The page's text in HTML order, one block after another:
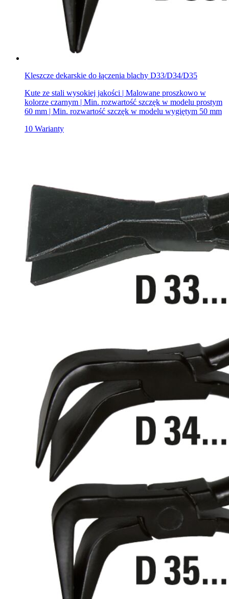
Kleszcze dekarskie do łączenia blachy D33/D34/D35
Kute ze stali wysokiej jakości | Malowane proszkowo w
kolorze czarnym | Min. rozwartość szczęk w modelu prostym
60 mm | Min. rozwartość szczęk w modelu wygiętym 50 mm
10 Warianty